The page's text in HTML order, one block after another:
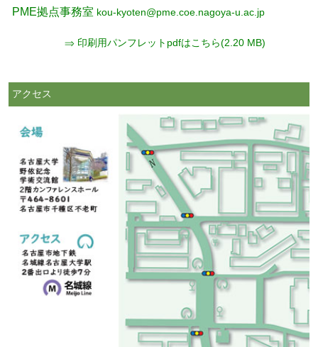
PME拠点事務室 kou-kyoten@pme.coe.nagoya-u.ac.jp
⇒ 印刷用パンフレットpdfはこちら(2.20 MB)
アクセス